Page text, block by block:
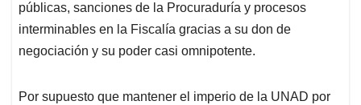
públicas, sanciones de la Procuraduría y procesos
interminables en la Fiscalía gracias a su don de
negociación y su poder casi omnipotente.
Por supuesto que mantener el imperio de la UNAD por